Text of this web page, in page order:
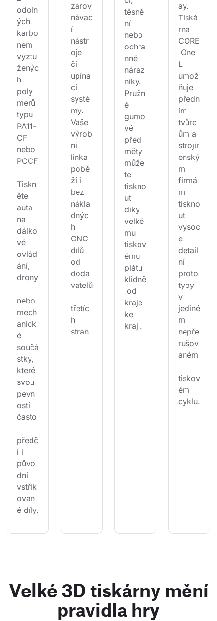
odoln
ých,
karbo
nem
vyztu
ženýc
h
poly
merů
typu
PA11-
CF
nebo
PCCF
.
Tiskn
ěte
auta
na
dálko
vé
ovlád
ání,
drony
nebo
mech
anick
é
součá
stky,
které
svou
pevn
ostí
často
předč
í i
půvo
dní
vstřik
ovan
é díly.
zarov
návac
í
nástr
oje
či
upína
cí
systé
my.
Vaše
výrob
ní
linka
pobě
ží i
bez
nákla
dnýc
h
CNC
dílů
od
doda
vatelů
třetíc
h
stran.
těsně
ní
nebo
ochra
nné
náraz
níky.
Pružn
é
gumo
vé
před
měty
může
te
tiskno
ut
díky
velké
mu
tiskov
ému
plátu
klidně
od
kraje
ke
kraji.
ay.
Tiská
rna
CORE
One
L
umož
ňuje
předn
ím
tvůrc
ům a
strojír
enský
m
firmá
m
tiskno
ut
vysoc
e
detail
ní
proto
typy
v
jediné
m
nepře
rušov
aném
tiskov
ém
cyklu.
Velké 3D tiskárny mění
pravidla hry